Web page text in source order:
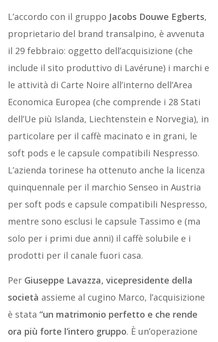
L’accordo con il gruppo Jacobs Douwe Egberts,
proprietario del brand transalpino, è avvenuta
il 29 febbraio: oggetto dell’acquisizione (che
include il sito produttivo di Lavérune) i marchi e
le attività di Carte Noire all’interno dell’Area
Economica Europea (che comprende i 28 Stati
dell’Ue più Islanda, Liechtenstein e Norvegia), in
particolare per il caffè macinato e in grani, le
soft pods e le capsule compatibili Nespresso.
L’azienda torinese ha ottenuto anche la licenza
quinquennale per il marchio Senseo in Austria
per soft pods e capsule compatibili Nespresso,
mentre sono esclusi le capsule Tassimo e (ma
solo per i primi due anni) il caffè solubile e i
prodotti per il canale fuori casa.
Per Giuseppe Lavazza, vicepresidente della
società assieme al cugino Marco, l’acquisizione
è stata “un matrimonio perfetto e che rende
ora più forte l’intero gruppo. È un’operazione